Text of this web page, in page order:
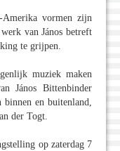
vormen zijn
van János betreft
te grijpen.
muziek maken
János Bittenbinder
en buitenland,
der Togt.
op zaterdag 7